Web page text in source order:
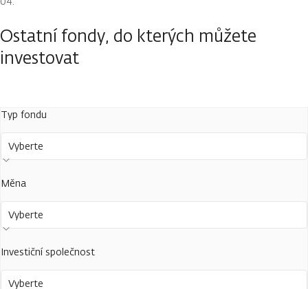
Ostatní fondy, do kterých můžete
investovat
Typ fondu
Vyberte
Měna
Vyberte
Investiční společnost
Vyberte